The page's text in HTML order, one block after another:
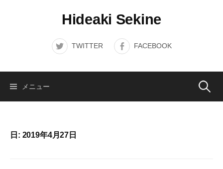
Hideaki Sekine
TWITTER FACEBOOK
メニュー 検
日: 2019年4月27日